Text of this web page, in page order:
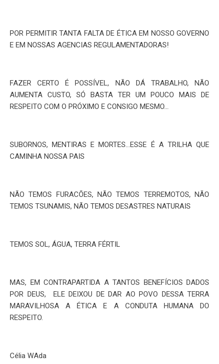
POR PERMITIR TANTA FALTA DE ÉTICA EM NOSSO GOVERNO
E EM NOSSAS AGENCIAS REGULAMENTADORAS!
FAZER CERTO É POSSÍVEL, NÃO DÁ TRABALHO, NÃO
AUMENTA CUSTO, SÓ BASTA TER UM POUCO MAIS DE
RESPEITO COM O PRÓXIMO E CONSIGO MESMO…
SUBORNOS, MENTIRAS E MORTES…ESSE É A TRILHA QUE
CAMINHA NOSSA PAIS
NÃO TEMOS FURACÕES, NÃO TEMOS TERREMOTOS, NÃO
TEMOS TSUNAMIS, NÃO TEMOS DESASTRES NATURAIS
TEMOS SOL, ÁGUA, TERRA FÉRTIL
MAS, EM CONTRAPARTIDA A TANTOS BENEFÍCIOS DADOS
POR DEUS, ELE DEIXOU DE DAR AO POVO DESSA TERRA
MARAVILHOSA A ÉTICA E A CONDUTA HUMANA DO
RESPEITO.
Célia WAda